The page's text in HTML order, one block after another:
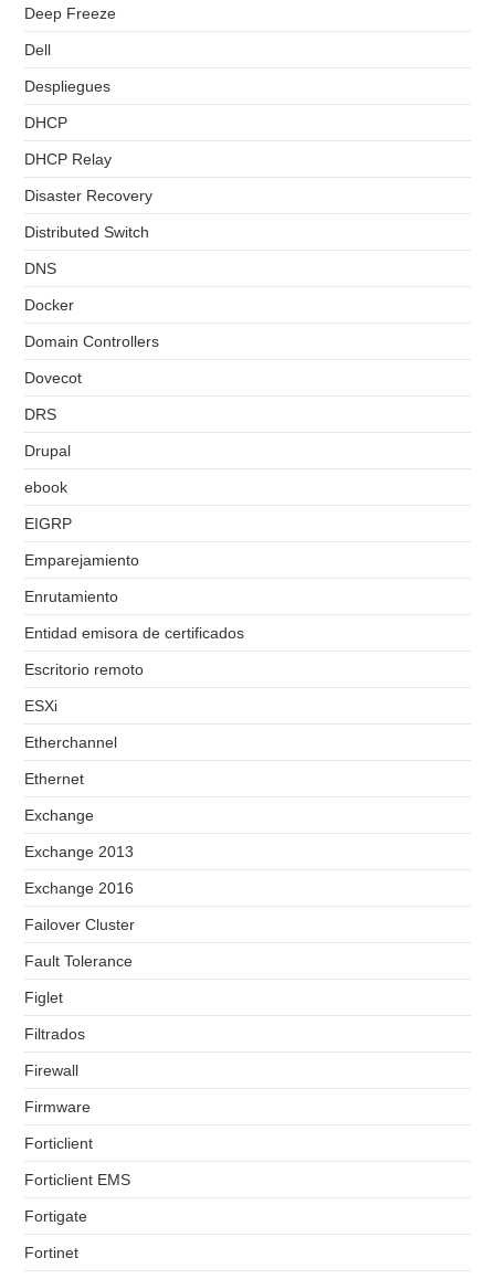
Deep Freeze
Dell
Despliegues
DHCP
DHCP Relay
Disaster Recovery
Distributed Switch
DNS
Docker
Domain Controllers
Dovecot
DRS
Drupal
ebook
EIGRP
Emparejamiento
Enrutamiento
Entidad emisora de certificados
Escritorio remoto
ESXi
Etherchannel
Ethernet
Exchange
Exchange 2013
Exchange 2016
Failover Cluster
Fault Tolerance
Figlet
Filtrados
Firewall
Firmware
Forticlient
Forticlient EMS
Fortigate
Fortinet